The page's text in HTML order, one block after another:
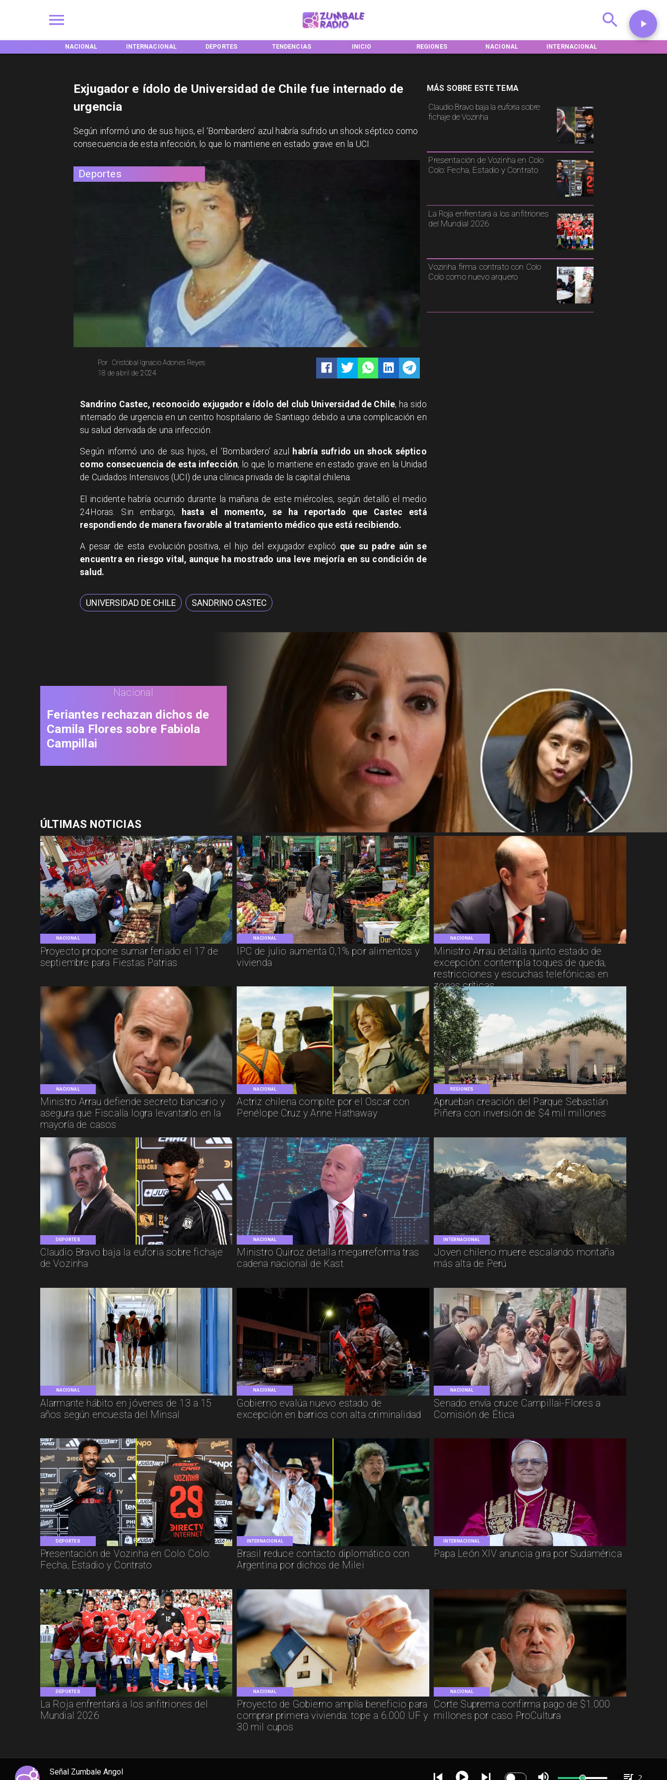
NACIONAL INTERNACIONAL DEPORTES TENDENCIAS INICIO REGIONES NACIONAL INTERNACIONAL
Deportes
Cristóbal Ignacio Adones Reyes
Por
18 de abril de 2024
Claudio Bravo baja la euforia sobre
fichaje de Vozinha
Presentación de Vozinha en Colo
Colo: Fecha, Estadio y Contrato
La Roja enfrentará a los anfitriones
del Mundial 2026
Vozinha firma contrato con Colo
Colo como nuevo arquero
MÁS SOBRE ESTE TEMA
Exjugador e ídolo de Universidad de Chile fue internado de
urgencia
Según informó uno de sus hijos, el ‘Bombardero’ azul habría sufrido un shock séptico como
consecuencia de esta infección, lo que lo mantiene en estado grave en la UCI.
Sandrino Castec, reconocido exjugador e ídolo del club Universidad de Chile, ha sido
internado de urgencia en un centro hospitalario de Santiago debido a una complicación en
su salud derivada de una infección.
Según informó uno de sus hijos, el ‘Bombardero’ azul
habría sufrido un shock séptico
como consecuencia de esta infección, lo que lo mantiene en estado grave en la Unidad
de Cuidados Intensivos (UCI) de una clínica privada de la capital chilena.
El incidente habría ocurrido durante la mañana de este miércoles, según detalló el medio
24Horas. Sin embargo,
hasta el momento, se ha reportado que Castec está
respondiendo de manera favorable al tratamiento médico que está recibiendo.
A pesar de esta evolución positiva, el hijo del exjugador explicó que su padre aún se
encuentra en riesgo vital, aunque ha mostrado una leve mejoría en su condición de
salud.
UNIVERSIDAD DE CHILE SANDRINO CASTEC
NACIONAL
Proyecto propone sumar feriado el 17 de
septiembre para Fiestas Patrias
NACIONAL
IPC de julio aumenta 0,1% por alimentos y
vivienda
NACIONAL
Ministro Arrau detalla quinto estado de
excepción: contempla toques de queda,
restricciones y escuchas telefónicas en
zonas críticas
NACIONAL
Ministro Arrau defiende secreto bancario y
asegura que Fiscalía logra levantarlo en la
mayoría de casos
NACIONAL
Actriz chilena compite por el Oscar con
Penélope Cruz y Anne Hathaway
REGIONES
Aprueban creación del Parque Sebastián
Piñera con inversión de $4 mil millones
DEPORTES
Claudio Bravo baja la euforia sobre fichaje
de Vozinha
NACIONAL
Ministro Quiroz detalla megarreforma tras
cadena nacional de Kast
INTERNACIONAL
Joven chileno muere escalando montaña
más alta de Perú
NACIONAL
Alarmante hábito en jóvenes de 13 a 15
años según encuesta del Minsal
NACIONAL
Gobierno evalúa nuevo estado de
excepción en barrios con alta criminalidad
NACIONAL
Senado envía cruce Campillai-Flores a
Comisión de Ética
DEPORTES
Presentación de Vozinha en Colo Colo:
Fecha, Estadio y Contrato
INTERNACIONAL
Brasil reduce contacto diplomático con
Argentina por dichos de Milei
INTERNACIONAL
Papa León XIV anuncia gira por Sudamérica
DEPORTES
La Roja enfrentará a los anfitriones del
Mundial 2026
NACIONAL
Proyecto de Gobierno amplía beneficio para
comprar primera vivienda: tope a 6.000 UF y
30 mil cupos
NACIONAL
Corte Suprema confirma pago de $1.000
millones por caso ProCultura
Nacional
Feriantes rechazan dichos de
Camila Flores sobre Fabiola
Campillai
ÚLTIMAS NOTICIAS
Señal Zumbale Angol
2